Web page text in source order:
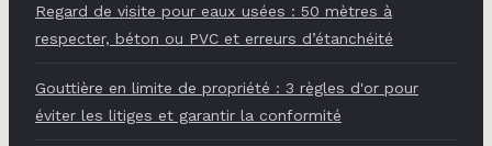
Regard de visite pour eaux usées : 50 mètres à
respecter, béton ou PVC et erreurs d’étanchéité
Gouttière en limite de propriété : 3 règles d'or pour
éviter les litiges et garantir la conformité